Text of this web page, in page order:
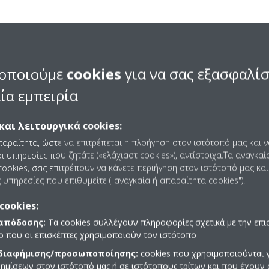
το L∞p by
cookies για να σας
εμπειρία
λειτουργικά cookies:
ώστε να επιτρέπεται η πλοήγηση στον ιστότοπό μας και
υπηρεσίες που ζητάτε («ελάχιαστ cookies»), αντίστοιχα.Τα
σας επιτρέπουν να κάνετε περιήγηση στον ιστότοπό μας
υπηρεσίες που επιθυμείτε ("αναγκαία ή απαραίτητα cookies").
Τα cookies συλλέγουν πληροφορίες σχετικά με την
που οι επισκέπτες χρησιμοποιούν τον ιστότοπο
προσωποποίησης: cookies που χρησιμοποιούνται
στον ιστότοπό μας ή σε ιστότοπους τρίτων και που έχουν